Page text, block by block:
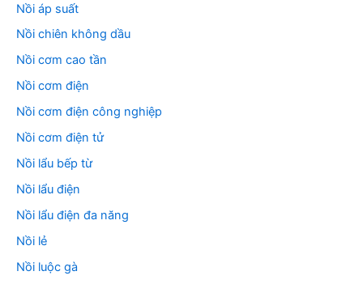
Nồi áp suất
Nồi chiên không dầu
Nồi cơm cao tần
Nồi cơm điện
Nồi cơm điện công nghiệp
Nồi cơm điện tử
Nồi lẩu bếp từ
Nồi lẩu điện
Nồi lẩu điện đa năng
Nồi lẻ
Nồi luộc gà